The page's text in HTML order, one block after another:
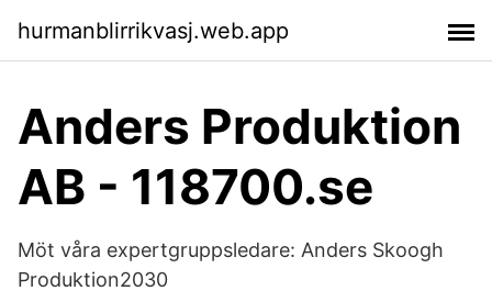
hurmanblirrikvasj.web.app
Anders Produktion
AB - 118700.se
Möt våra expertgruppsledare: Anders Skoogh
Produktion2030